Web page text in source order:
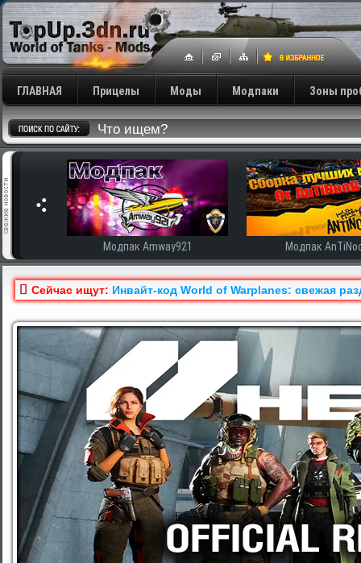
ГЛАВНАЯ Прицелы Моды Модпаки Зоны
Модпак Amway921 Модпак
Сейчас ищут: Инвайт-код World of Warplanes: свежая